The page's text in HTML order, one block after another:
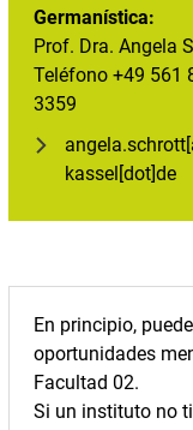
Germanística:
Prof. Dra. Angela
Teléfono +49 561
3359
kassel[dot]de
En principio,
oportunidades
Facultad 02.
Si un instituto no